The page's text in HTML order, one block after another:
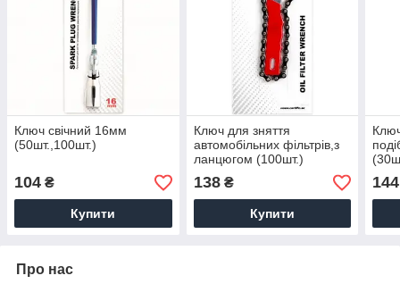
Ключ свічний 16мм
(50шт.,100шт.)
104 ₴
Купити
Ключ для зняття
автомобільних фільтрів,з
ланцюгом (100шт.)
138₴
Купити
144
Про нас